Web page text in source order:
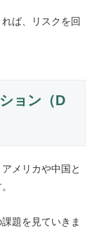
ば、リスクを回
ョン（D
メリカや中国と
題を見ていきま